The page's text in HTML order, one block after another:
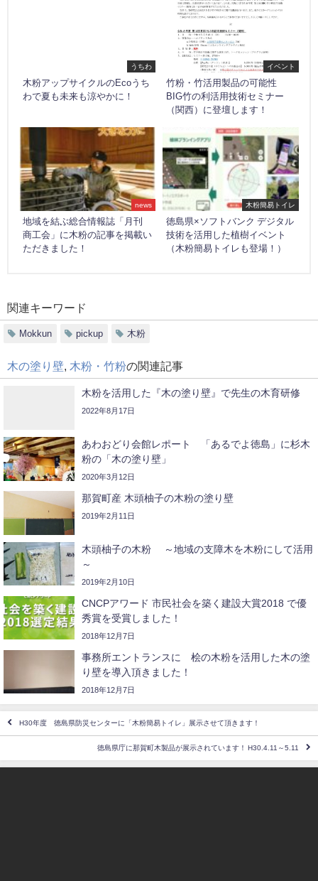
うちわ
木粉アップサイクルのEcoうち
わで夏も未来も涼やかに！
イベント
竹粉・竹活用製品の可能性
BIG竹の利活用技術セミナー
（関西）に登壇します！
news
地域を結ぶ総合情報誌「月刊
商工会」に木粉の記事を掲載い
ただきました！
木粉簡易トイレ
徳島県×ソフトバンク デジタル
技術を活用した植樹イベント
（木粉簡易トイレも登場！）
関連キーワード
Mokkun pickup 木粉
木の塗り壁 木粉・竹粉の関連記事
木粉を活用した『木の塗り壁』で先生の木育研修
2022年8月17日
あわおどり会館レポート 「あるでよ徳島」に杉木
粉の「木の塗り壁」
2020年3月12日
那賀町産 木頭柚子の木粉の塗り壁
2019年2月11日
木頭柚子の木粉 ～地域の支障木を木粉にして活用
～
2019年2月10日
CNCPアワード 市民社会を築く建設大賞2018 で優
秀賞を受賞しました！
2018年12月7日
事務所エントランスに 桧の木粉を活用した木の塗
り壁を導入頂きました！
2018年12月7日
H30年度 徳島県防災センターに「木粉簡易トイレ」展示させて頂きます！
徳島県庁に那賀町木製品が展示されています！ H30.4.11～5.11